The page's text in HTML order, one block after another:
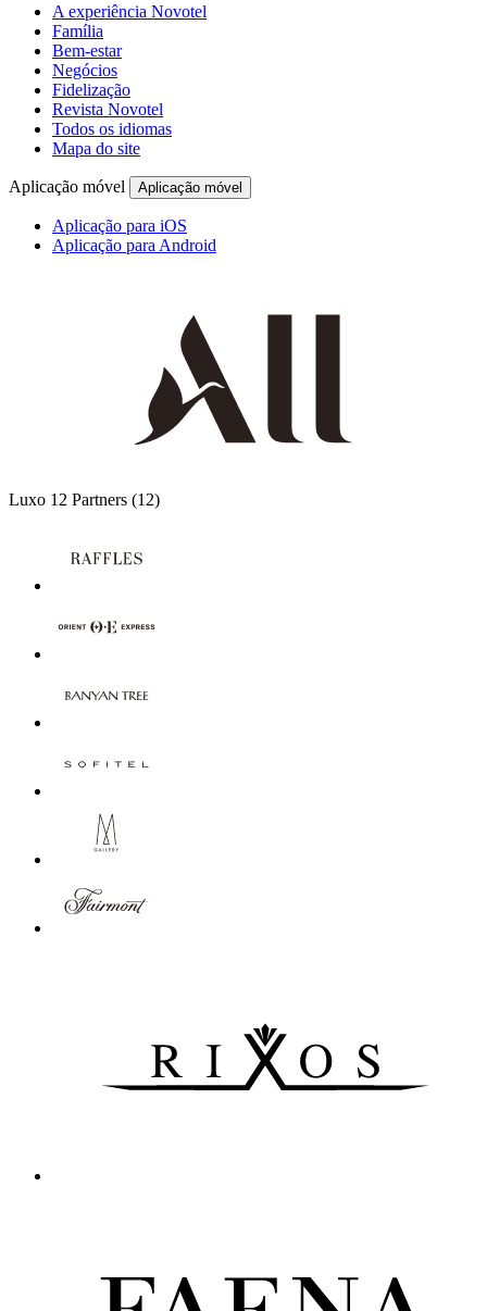
A experiência Novotel
Família
Bem-estar
Negócios
Fidelização
Revista Novotel
Todos os idiomas
Mapa do site
Aplicação móvel Aplicação móvel
Aplicação para iOS
Aplicação para Android
Luxo 12 Partners (12)